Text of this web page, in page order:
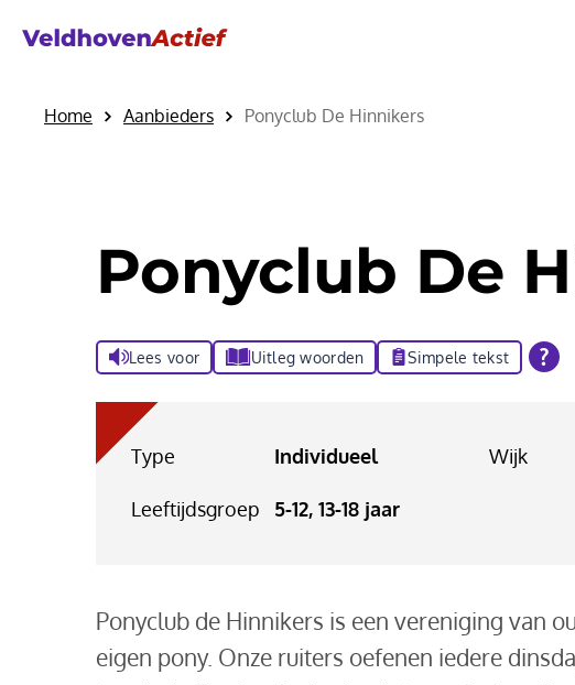
Home Aanbieders Ponyclub De Hinnikers
Ponyclub De
Lees voor Uitleg woorden Simpele tekst
Type Individueel
Leeftijdsgroep 5-12, 13-18 jaar
Wijk
Ponyclub de Hinnikers is een vereniging van
eigen pony. Onze ruiters oefenen iedere